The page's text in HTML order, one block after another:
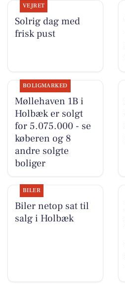
VEJRET
Solrig dag med
frisk pust
BOLIGMARKED
Møllehaven 1B i
Holbæk er solgt
for 5.075.000 - se
køberen og 8
andre solgte
boliger
BILER
Biler netop sat til
salg i Holbæk